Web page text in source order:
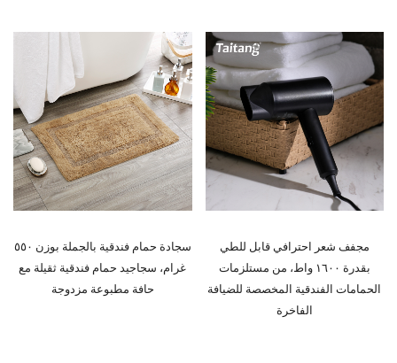
سجادة حمام فندقية بالجملة بوزن ٥٥٠
غرام، سجاجيد حمام فندقية ثقيلة مع
حافة مطبوعة مزدوجة
طقم أواني طعام مزججة بلون الزمرد،
أواني طعام سيراميكية تجارية لمطاعم
الفنادق الفاخرة والمطاعم الراقية